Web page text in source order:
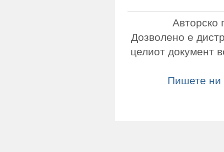
Авторско
Дозволено е
целиот документ
Пишете ни